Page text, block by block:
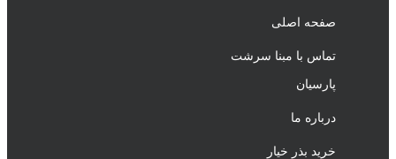
صفحه اصلی
تماس با مبنا سرشت
پارسیان
درباره ما
خرید بذر خیار